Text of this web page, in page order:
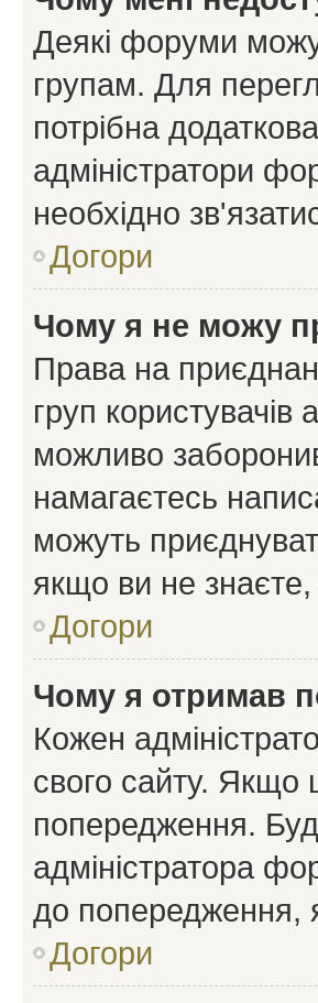
Деякі форуми
групам. Для
потрібна
адміністратори
необхідно
Догори
Чому я не можу
Права на
груп
можливо
намагаєтесь
можуть
якщо ви не
Догори
Чому я отримав
Кожен
свого сайту.
попередження.
адміністратора
до попередження,
Догори